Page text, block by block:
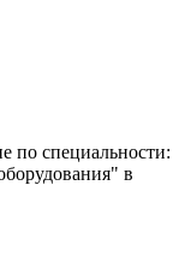
по специальности:
в